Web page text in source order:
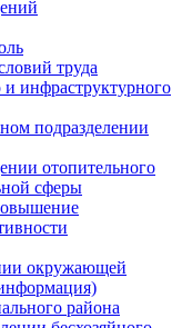
труда
и инфраструктурного
подразделении
отопительного
сферы
окружающей
района